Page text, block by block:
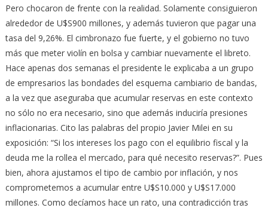
Pero chocaron de frente con la realidad. Solamente consiguieron
alrededor de U$S900 millones, y además tuvieron que pagar una
tasa del 9,26%. El cimbronazo fue fuerte, y el gobierno no tuvo
más que meter violín en bolsa y cambiar nuevamente el libreto.
Hace apenas dos semanas el presidente le explicaba a un grupo
de empresarios las bondades del esquema cambiario de bandas,
a la vez que aseguraba que acumular reservas en este contexto
no sólo no era necesario, sino que además induciría presiones
inflacionarias. Cito las palabras del propio Javier Milei en su
exposición: “Si los intereses los pago con el equilibrio fiscal y la
deuda me la rollea el mercado, para qué necesito reservas?”. Pues
bien, ahora ajustamos el tipo de cambio por inflación, y nos
comprometemos a acumular entre U$S10.000 y U$S17.000
millones. Como decíamos hace un rato, una contradicción tras